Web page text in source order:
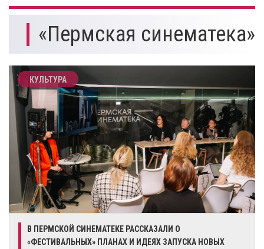
«Пермская синематека»
КУЛЬТУРА
В ПЕРМСКОЙ СИНЕМАТЕКЕ РАССКАЗАЛИ О
«ФЕСТИВАЛЬНЫХ» ПЛАНАХ И ИДЕЯХ ЗАПУСКА НОВЫХ